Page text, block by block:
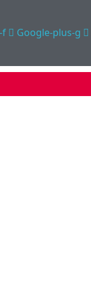
f Google-plus-g